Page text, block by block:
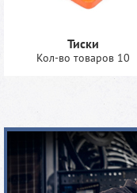
Тиски
Кол-во товаров 10